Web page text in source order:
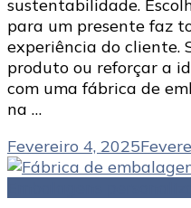
sustentabilidade.
para um presente faz
experiência do cliente.
produto ou reforçar a
com uma fábrica de
na …
Fevereiro 4, 2025